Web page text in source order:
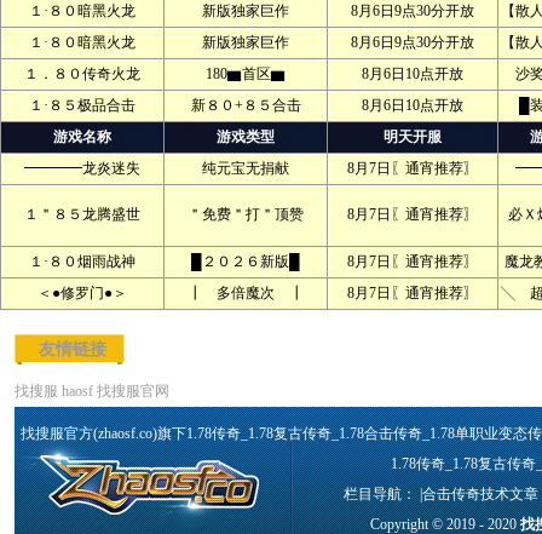
１·８０暗黑火龙 新版独家巨作 8月6日9点30分开放
【散
１·８０暗黑火龙
新版独家巨作 8月6日9点30分开放
【散
１．８０传奇火龙
180▆首区▆ 8月6日10点开放
沙
１·８５极品合击
新８０+８５合击 8月6日10点开放
█
游戏名称
游戏类型 明天开服
━━━━龙炎迷失
纯元宝无捐献 8月7日〖通宵推荐〗 ━━
１＂８５龙腾盛世 ＂免费＂打＂顶赞 8月7日〖通宵推荐〗 必Ｘ
１·８０烟雨战神 █２０２６新版█ 8月7日〖通宵推荐〗
魔龙
＜●修罗门●＞
┃ 多倍魔次 ┃ 8月7日〖通宵推荐〗 ╲ 超
友情链接
找搜服 haosf 找搜服官网
找搜服官方(zhaosf.co)旗下1.78传奇_1.78复古传奇_1.78合击传奇_1.78单职业变
1.78传奇_1.78复古传
栏目导航： |合击传奇技术文章
Copyright © 2019 - 2020找